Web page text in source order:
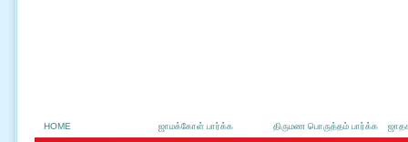
HOME ஜாமக்கோள் பார்க்க திருமண பொருத்தம் பார்க்க